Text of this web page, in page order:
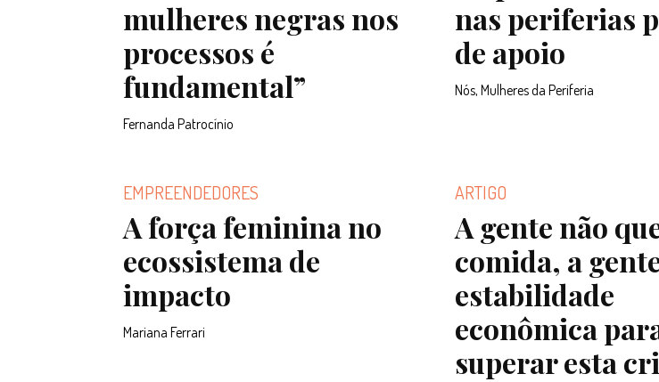
mulheres negras nos
processos é
fundamental”
Fernanda Patrocínio
nas periferias
de apoio
Nós, Mulheres da Periferia
EMPREENDEDORES
A força feminina no
ecossistema de
impacto
Mariana Ferrari
ARTIGO
A gente não
comida, a
estabilidade
econômica
superar esta